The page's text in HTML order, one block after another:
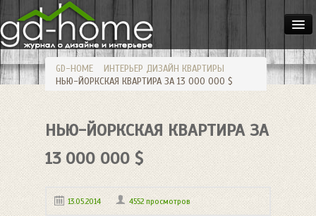
ДОМА
КВАРТИРЫ
ИНТЕРЬЕР
СТИЛИ
МЕБЕЛЬ
ОСВЕЩЕНИЕ
САД
GD-HOME ИНТЕРЬЕР ДИЗАЙН КВАРТИРЫ
НЬЮ-ЙОРКСКАЯ КВАРТИРА ЗА 13 000 000 $
НЬЮ-ЙОРКСКАЯ КВАРТИРА ЗА
13 000 000 $
13.05.2014 4552 просмотров